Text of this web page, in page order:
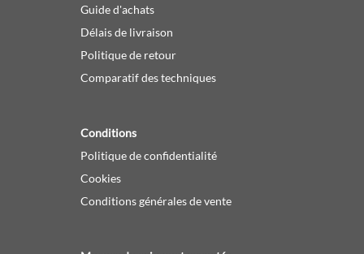
Guide d'achats
Délais de livraison
Politique de retour
Comparatif des techniques
Conditions
Politique de confidentialité
Cookies
Conditions générales de vente